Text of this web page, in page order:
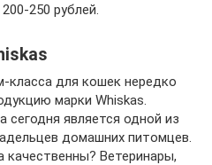
250 рублей.
класса для кошек нередко
марки Whiskas.
сегодня является одной из
домашних питомцев.
качественны? Ветеринары,